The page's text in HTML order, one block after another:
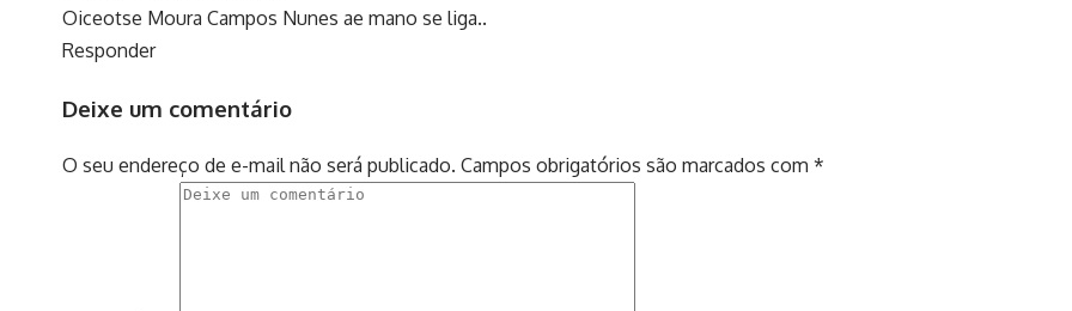
Oiceotse Moura Campos Nunes ae mano se liga..
Responder
Deixe um comentário
O seu endereço de e-mail não será publicado. Campos obrigatórios são marcados com *